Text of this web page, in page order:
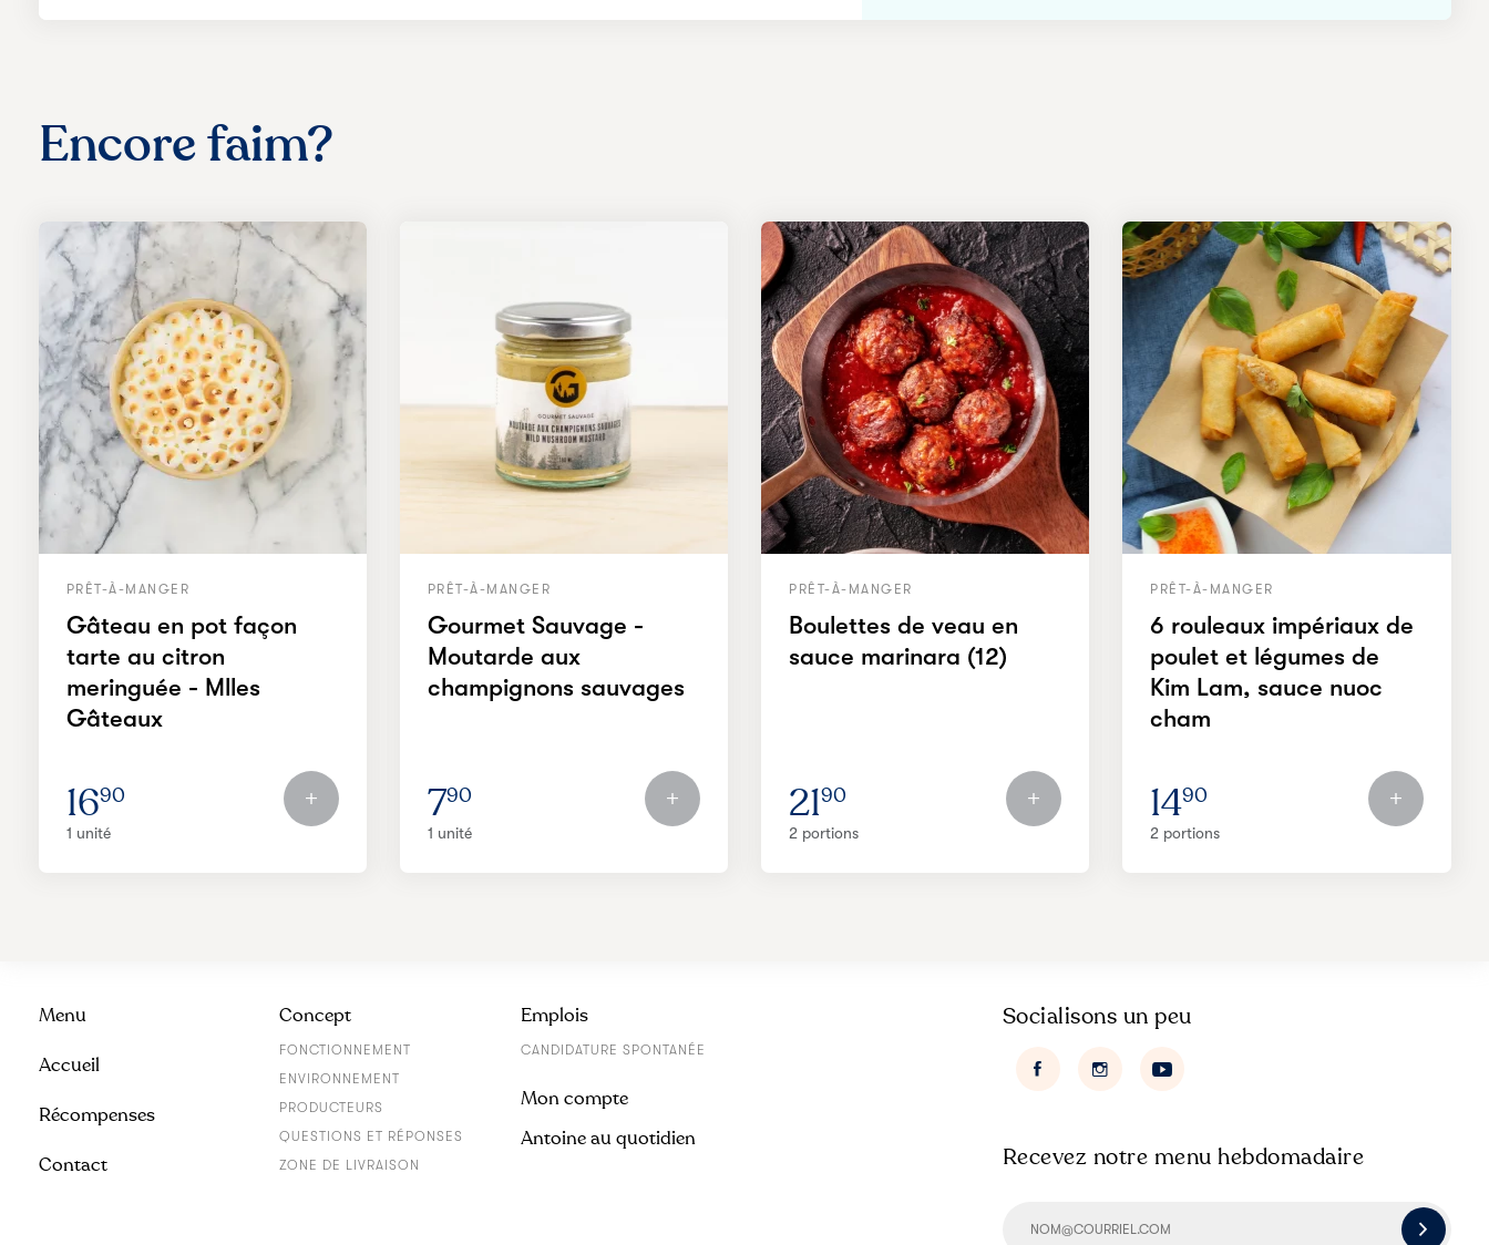
Encore faim?
PRÊT-À-MANGER
Gâteau en pot façon
tarte au citron
meringuée - Mlles
Gâteaux
1690
1 unité
PRÊT-À-MANGER
Gourmet Sauvage -
Moutarde aux
champignons sauvages
790
1 unité
PRÊT-À-MANGER
Boulettes de veau en
sauce marinara (12)
2190
2 portions
PRÊT-À-MANGER
6 rouleaux impériaux de
poulet et légumes de
Kim Lam, sauce nuoc
cham
1490
2 portions
Menu
Accueil
Récompenses
Contact
Emplois
CANDIDATURE SPONTANÉE
Mon compte
Antoine au quotidien
Concept
FONCTIONNEMENT
ENVIRONNEMENT
PRODUCTEURS
QUESTIONS ET RÉPONSES
ZONE DE LIVRAISON
Socialisons un peu
Recevez notre menu hebdomadaire